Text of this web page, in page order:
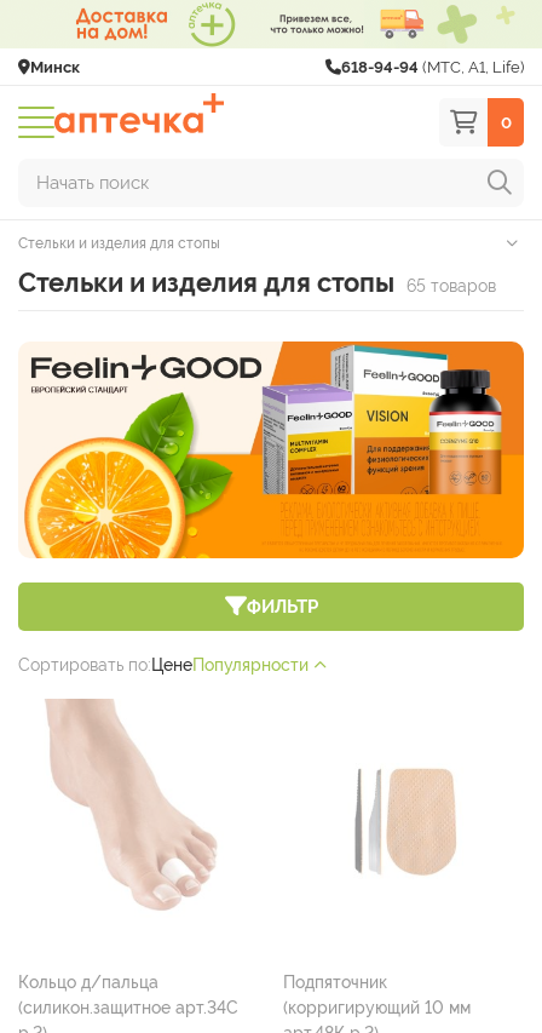
Минск 618-94-94 (МТС, A1, Life)
0
Начать поиск
Стельки и изделия для стопы
Стельки и изделия для стопы 65 товаров
ФИЛЬТР
Сортировать по: ЦенеПопулярности
Кольцо д/пальца
(силикон.защитное арт.34С
Подпяточник
(корригирующий 10 мм